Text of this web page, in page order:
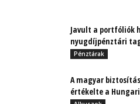
Javult a portfóliók
nyugdíjpénztári
Pénztárak
A magyar
értékelte a